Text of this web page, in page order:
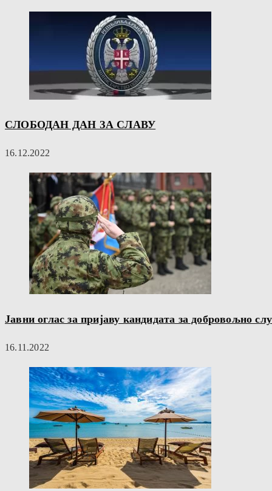
СЛОБОДАН ДАН ЗА СЛАВУ
16.12.2022
Јавни оглас за пријаву кандидата за добровољно
16.11.2022